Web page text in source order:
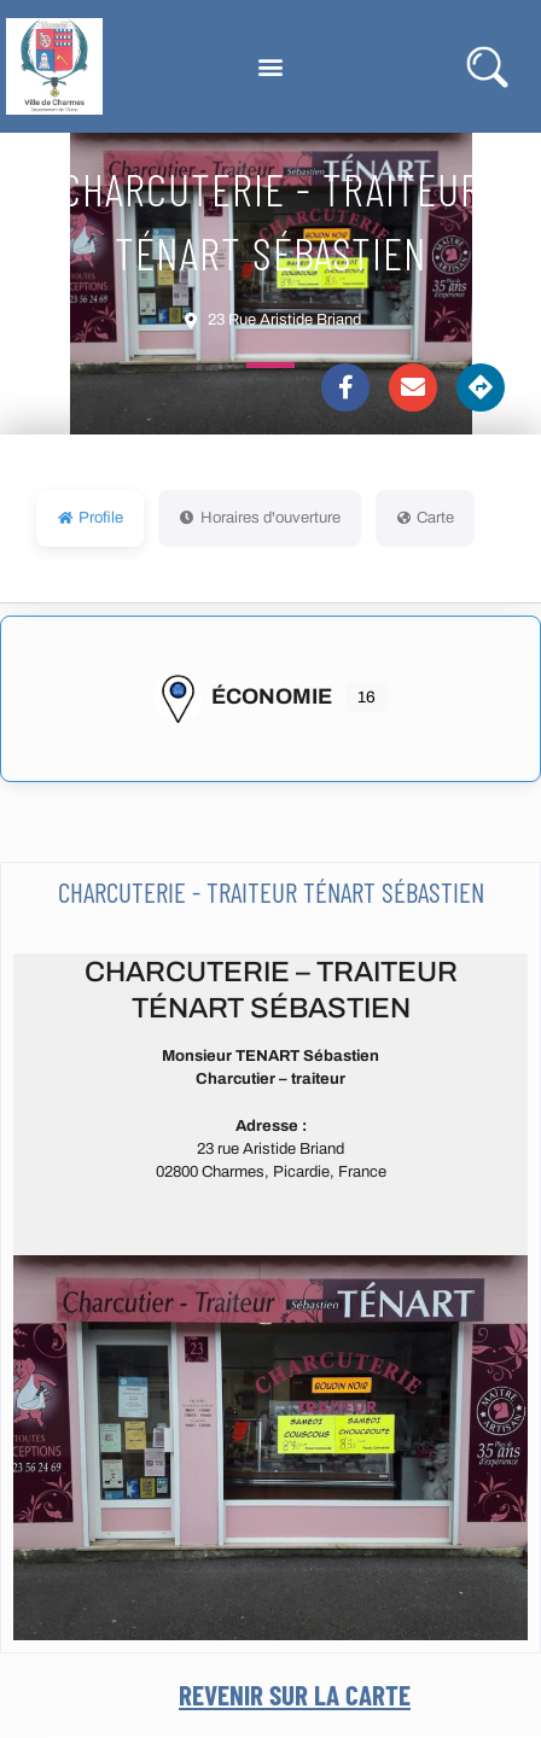
CHARCUTERIE - TRAITEUR
TÉNART SÉBASTIEN
23 Rue Aristide Briand
Profile Horaires d'ouverture Carte
ÉCONOMIE 16
CHARCUTERIE - TRAITEUR TÉNART SÉBASTIEN
CHARCUTERIE – TRAITEUR
TÉNART SÉBASTIEN
Monsieur TENART Sébastien
Charcutier – traiteur
Adresse :
23 rue Aristide Briand
02800 Charmes, Picardie, France
REVENIR SUR LA CARTE